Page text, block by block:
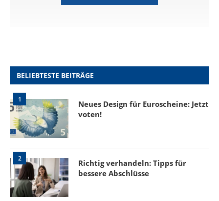
BELIEBTESTE BEITRÄGE
1
Neues Design für Euroscheine: Jetzt
voten!
2
Richtig verhandeln: Tipps für
bessere Abschlüsse